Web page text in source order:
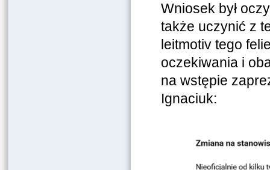
Wniosek był
także uczynić z
leitmotiv tego
oczekiwania i
na wstępie
Ignaciuk: